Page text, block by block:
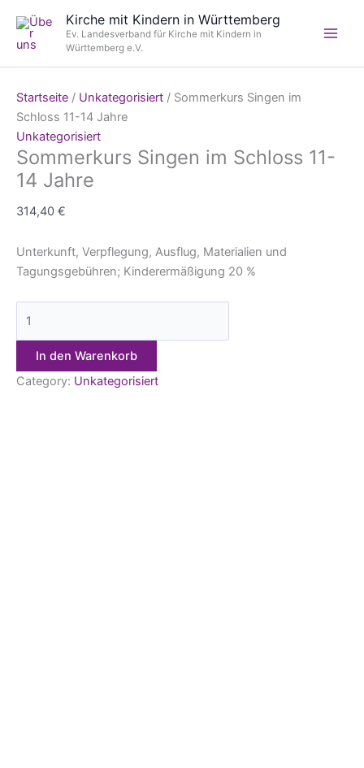
Inhalt
springen
Kirche mit Kindern in Württemberg
Ev. Landesverband für Kirche mit Kindern in
Württemberg e.V.
Startseite / Unkategorisiert / Sommerkurs Singen im
Schloss 11-14 Jahre
Unkategorisiert
Sommerkurs Singen im Schloss 11-
14 Jahre
314,40 €
Unterkunft, Verpflegung, Ausflug, Materialien und
Tagungsgebühren; Kinderermäßigung 20 %
Singen
im
Schloss
14
Jahre
quantity
In den Warenkorb
Category: Unkategorisiert